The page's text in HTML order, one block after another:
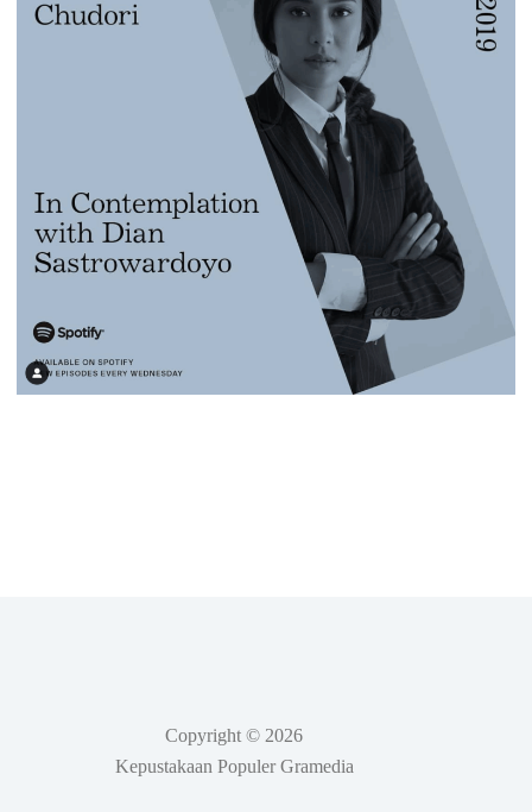
Copyright © 2026
Kepustakaan Populer Gramedia